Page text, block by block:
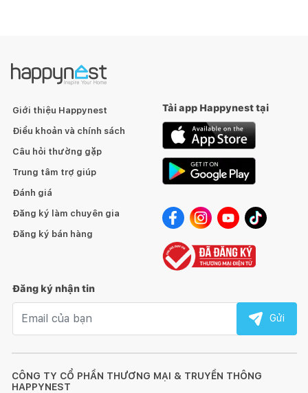
CÔNG TY CỔ PHẦN THƯƠNG MẠI & TRUYỀN THÔNG
HAPPYNEST
Giới thiệu Happynest
Điều khoản và chính sách
Câu hỏi thường gặp
Trung tâm trợ giúp
Đánh giá
Đăng ký làm chuyên gia
Đăng ký bán hàng
Tải app Happynest tại
Đăng ký nhận tin
Gửi